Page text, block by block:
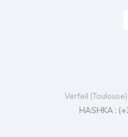
Verfeil
HASHKA :